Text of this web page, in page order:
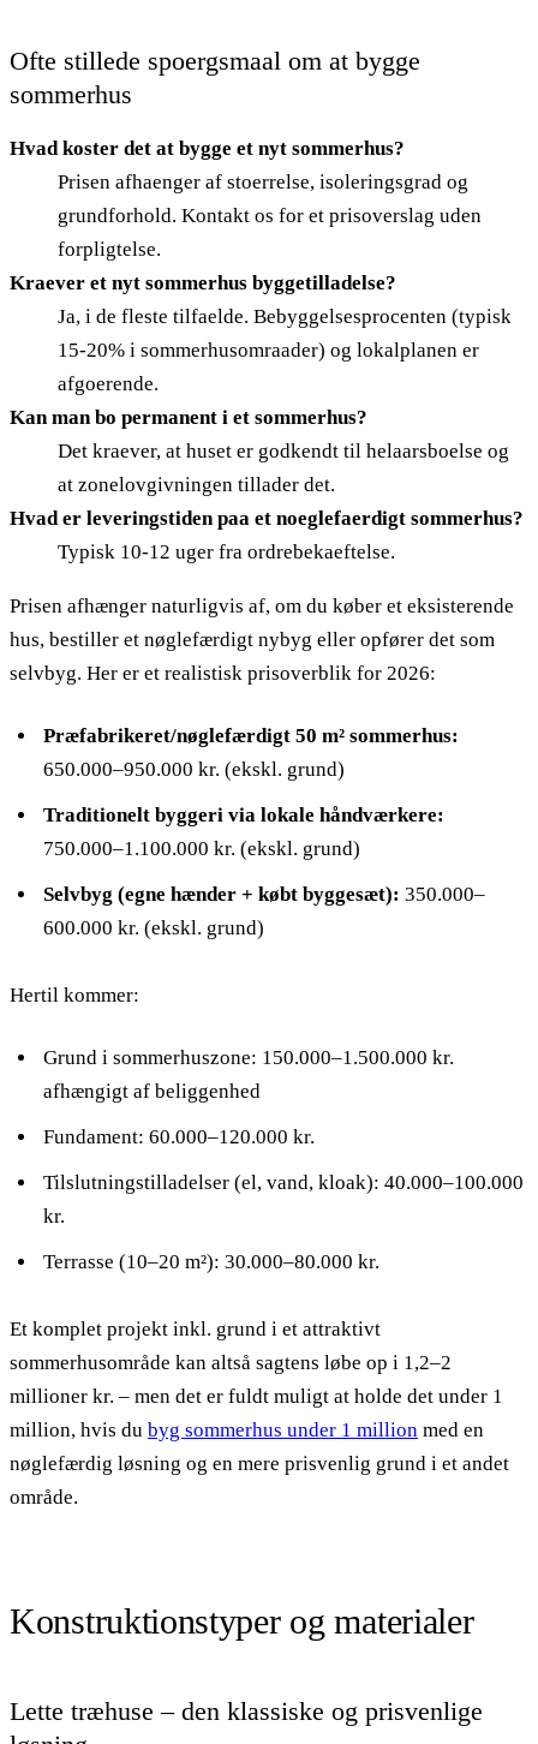
Ofte stillede spoergsmaal om at bygge
sommerhus
Hvad koster det at bygge et nyt sommerhus?
Prisen afhaenger af stoerrelse, isoleringsgrad og
grundforhold. Kontakt os for et prisoverslag uden
forpligtelse.
Kraever et nyt sommerhus byggetilladelse?
Ja, i de fleste tilfaelde. Bebyggelsesprocenten (typisk
15-20% i sommerhusomraader) og lokalplanen er
afgoerende.
Kan man bo permanent i et sommerhus?
Det kraever, at huset er godkendt til helaarsboelse og
at zonelovgivningen tillader det.
Hvad er leveringstiden paa et noeglefaerdigt sommerhus?
Typisk 10-12 uger fra ordrebekaeftelse.
Prisen afhænger naturligvis af, om du køber et eksisterende
hus, bestiller et nøglefærdigt nybyg eller opfører det som
selvbyg. Her er et realistisk prisoverblik for 2026:
Præfabrikeret/nøglefærdigt 50 m² sommerhus:
650.000–950.000 kr. (ekskl. grund)
Traditionelt byggeri via lokale håndværkere:
750.000–1.100.000 kr. (ekskl. grund)
Selvbyg (egne hænder + købt byggesæt): 350.000–
600.000 kr. (ekskl. grund)
Hertil kommer:
Grund i sommerhuszone: 150.000–1.500.000 kr.
afhængigt af beliggenhed
Fundament: 60.000–120.000 kr.
Tilslutningstilladelser (el, vand, kloak): 40.000–100.000
kr.
Terrasse (10–20 m²): 30.000–80.000 kr.
Et komplet projekt inkl. grund i et attraktivt
sommerhusområde kan altså sagtens løbe op i 1,2–2
millioner kr. – men det er fuldt muligt at holde det under 1
million, hvis du byg sommerhus under 1 million med en
nøglefærdig løsning og en mere prisvenlig grund i et andet
område.
Konstruktionstyper og materialer
Lette træhuse – den klassiske og prisvenlige